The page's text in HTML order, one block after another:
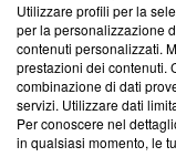
Informativa
Cookie Policy
Blasting SA, IDI
Lugano (Svizzera)
Utilizzare profili per la
per la personalizzazione
contenuti personalizzati.
prestazioni dei contenuti.
combinazione di dati
servizi. Utilizzare dati
Per conoscere nel
in qualsiasi momento, le